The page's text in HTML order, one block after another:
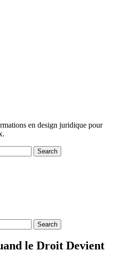
en design juridique pour
le Droit Devient